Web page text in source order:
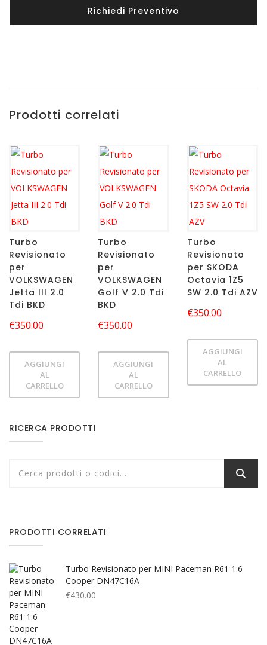
Richiedi Preventivo
Prodotti correlati
Turbo
Revisionato
per
VOLKSWAGEN
Jetta III 2.0
Tdi BKD
€350.00
AGGIUNGI
AL
CARRELLO
Turbo
Revisionato
per
VOLKSWAGEN
Golf V 2.0 Tdi
BKD
€350.00
AGGIUNGI
AL
CARRELLO
Turbo
Revisionato
per SKODA
Octavia 1Z5
SW 2.0 Tdi AZV
€350.00
AGGIUNGI
AL
CARRELLO
RICERCA PRODOTTI
PRODOTTI CORRELATI
Turbo Revisionato per MINI Paceman R61 1.6
Cooper DN47C16A
€430.00